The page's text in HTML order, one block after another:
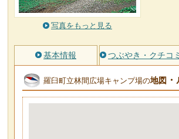
写真をもっと見る
基本情報 つぶやき・クチコミ
羅臼町立林間広場キャンプ場の地図